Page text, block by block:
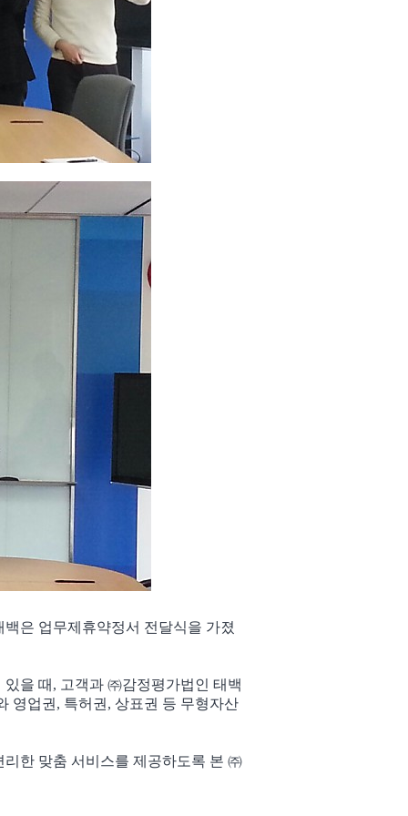
은 업무제휴약정서 전달식을 가졌
을 때, 고객과 ㈜감정평가법인 태백
영업권, 특허권, 상표권 등 무형자산
한 맞춤 서비스를 제공하도록 본 ㈜